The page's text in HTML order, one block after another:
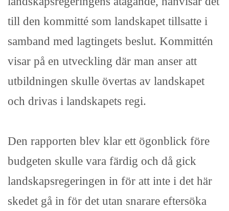
till den kommitté som landskapet tillsatte i
samband med lagtingets beslut. Kommittén
visar på en utveckling där man anser att
utbildningen skulle övertas av landskapet
och drivas i landskapets regi.
Den rapporten blev klar ett ögonblick före
budgeten skulle vara färdig och då gick
landskapsregeringen in för att inte i det här
skedet gå in för det utan snarare eftersöka